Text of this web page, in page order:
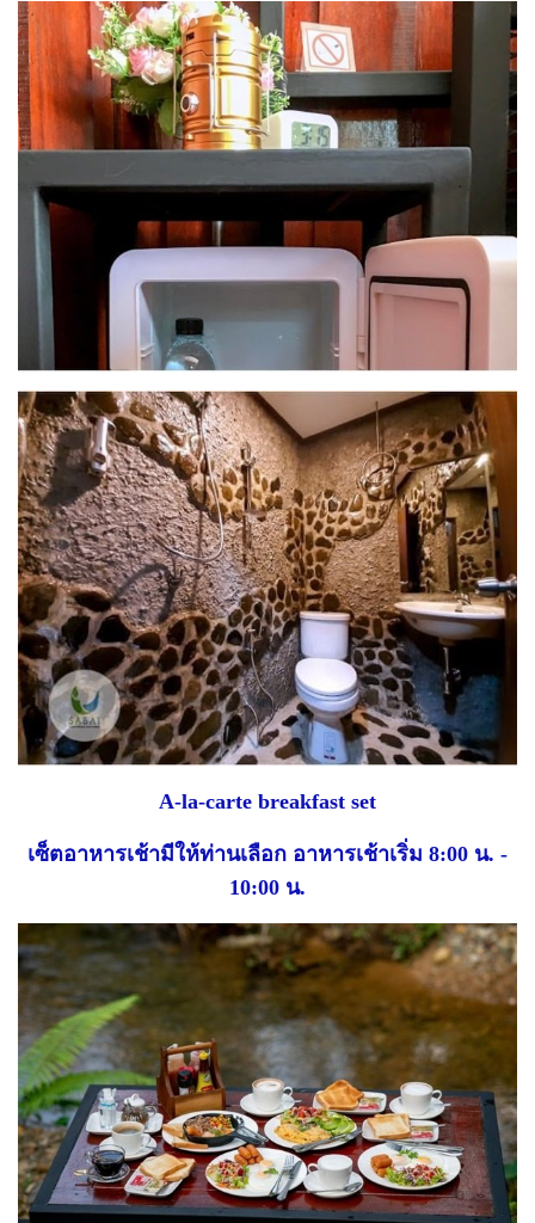
A-la-carte breakfast set
เซ็ตอาหารเช้ามีให้ท่านเลือก อาหารเช้าเริ่ม 8:00 น. -
10:00 น.